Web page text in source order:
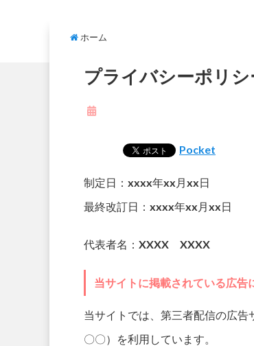
ホーム
プライバシーポリシ
Pocket
制定日：xxxx年xx月xx日
最終改訂日：xxxx年xx月xx日
代表者名：XXXX XXXX
当サイトに掲載されている広告
当サイトでは、第三者配信の広
〇〇）を利用しています。